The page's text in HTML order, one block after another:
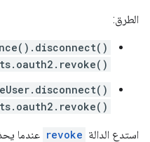
الطرق:
استدعِ الدالة revoke عندما